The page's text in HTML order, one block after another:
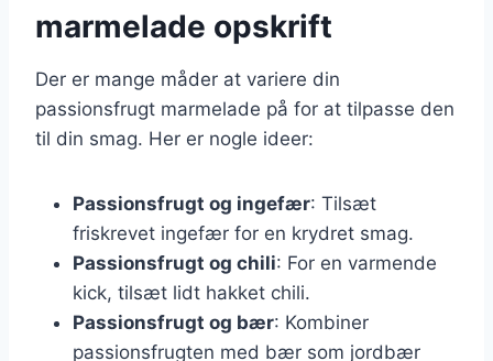
marmelade opskrift
Der er mange måder at variere din
passionsfrugt marmelade på for at tilpasse den
til din smag. Her er nogle ideer:
Passionsfrugt og ingefær: Tilsæt
friskrevet ingefær for en krydret smag.
Passionsfrugt og chili: For en varmende
kick, tilsæt lidt hakket chili.
Passionsfrugt og bær: Kombiner
passionsfrugten med bær som jordbær